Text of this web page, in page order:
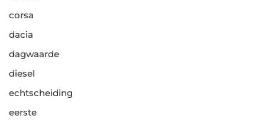
corsa
dacia
dagwaarde
diesel
echtscheiding
eerste